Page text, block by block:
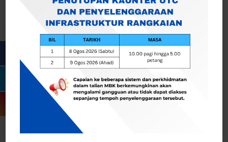
Togol Penapis
Showing 0 result